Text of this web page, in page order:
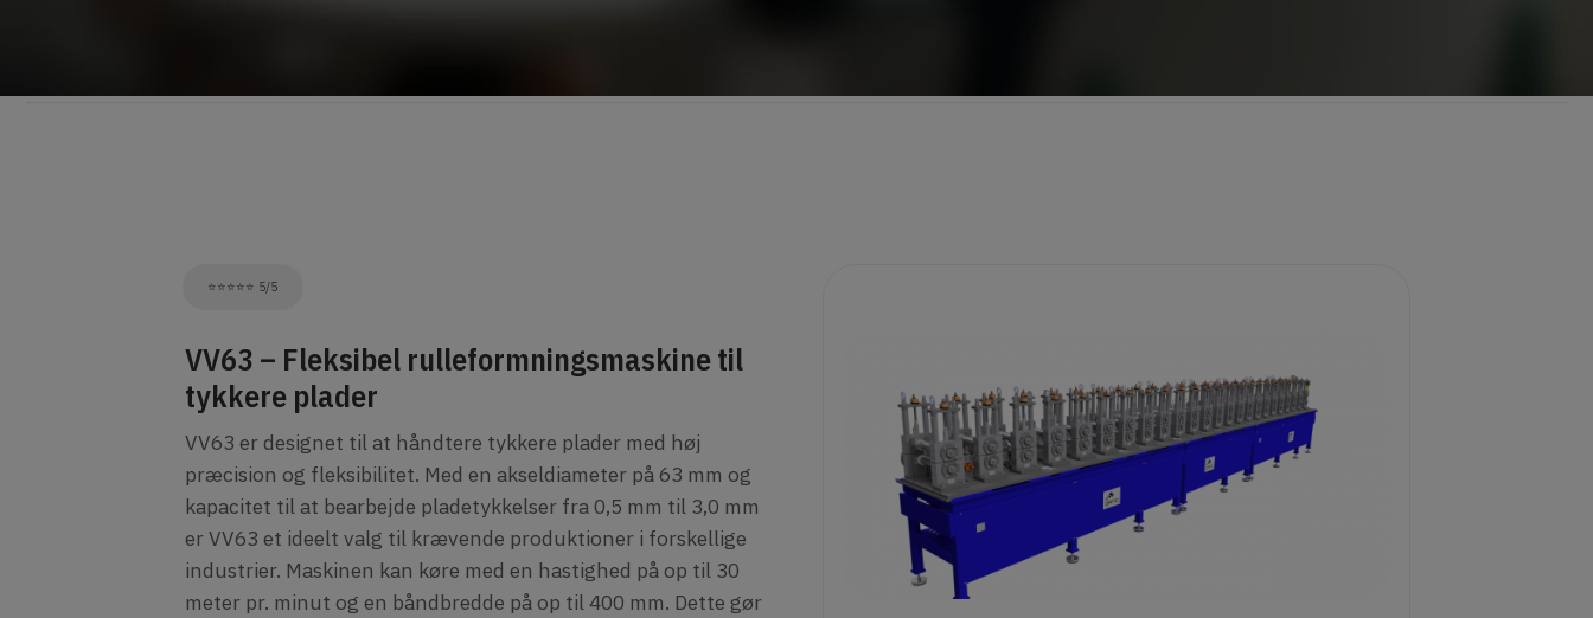
​​​​​​​​​​​​​​⭐⭐⭐⭐⭐ 5/5
VV63 – Fleksibel rulleformningsmaskine til
tykkere plader
VV63 er designet til at håndtere tykkere plader med høj
præcision og fleksibilitet. Med en akseldiameter på 63 mm og
kapacitet til at bearbejde pladetykkelser fra 0,5 mm til 3,0 mm
er VV63 et ideelt valg til krævende produktioner i forskellige
industrier. Maskinen kan køre med en hastighed på op til 30
meter pr. minut og en båndbredde på op til 400 mm. Dette gør